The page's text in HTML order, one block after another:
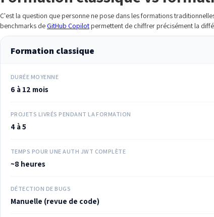
C'est la question que personne ne pose dans les formations
benchmarks de GitHub Copilot permettent de chiffrer précisément la
Formation classique
DURÉE MOYENNE
6 à 12 mois
PROJETS LIVRÉS PENDANT LA FORMATION
4 à 5
TEMPS POUR UNE AUTH JWT COMPLÈTE
~8 heures
DÉTECTION DE BUGS
Manuelle (revue de code)